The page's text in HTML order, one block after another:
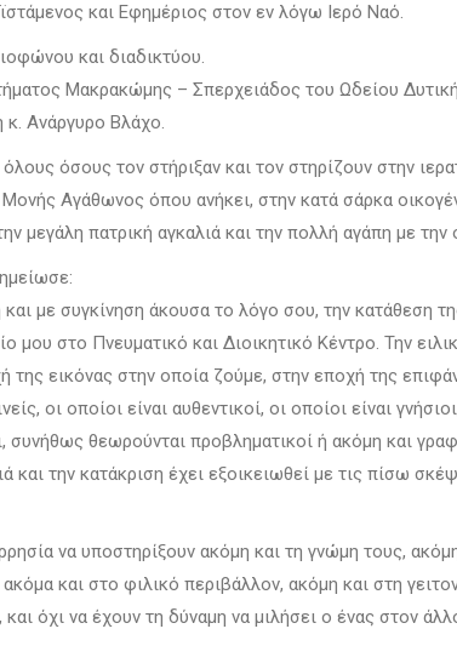
και Εφημέριος στον εν λόγω Ιερό Ναό.
και διαδικτύου.
Μακρακώμης – Σπερχειάδος του Ωδείου
Ανάργυρο Βλάχο.
όσους τον στήριξαν και τον στηρίζουν στην
Αγάθωνος όπου ανήκει, στην κατά σάρκα
πατρική αγκαλιά και την πολλή αγάπη με την
με συγκίνηση άκουσα το λόγο σου, την κατάθεση
στο Πνευματικό και Διοικητικό Κέντρο. Την
της εικόνας στην οποία ζούμε, στην εποχή της
οι οποίοι είναι αυθεντικοί, οι οποίοι είναι
θεωρούνται προβληματικοί ή ακόμη και
και την κατάκριση έχει εξοικειωθεί με τις πίσω
να υποστηρίξουν ακόμη και τη γνώμη τους,
και στο φιλικό περιβάλλον, ακόμη και στη
όχι να έχουν τη δύναμη να μιλήσει ο ένας στον